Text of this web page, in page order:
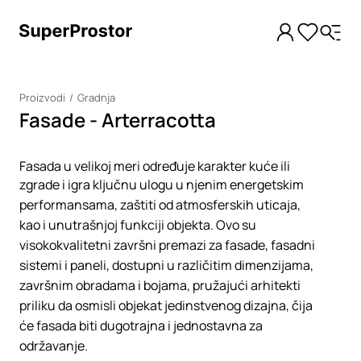
Proizvodi Gradnja
Fasade - Arterracotta
Fasada u velikoj meri određuje karakter kuće ili
zgrade i igra ključnu ulogu u njenim energetskim
performansama, zaštiti od atmosferskih uticaja,
kao i unutrašnjoj funkciji objekta. Ovo su
visokokvalitetni završni premazi za fasade, fasadni
sistemi i paneli, dostupni u različitim dimenzijama,
završnim obradama i bojama, pružajući arhitekti
priliku da osmisli objekat jedinstvenog dizajna, čija
će fasada biti dugotrajna i jednostavna za
održavanje.